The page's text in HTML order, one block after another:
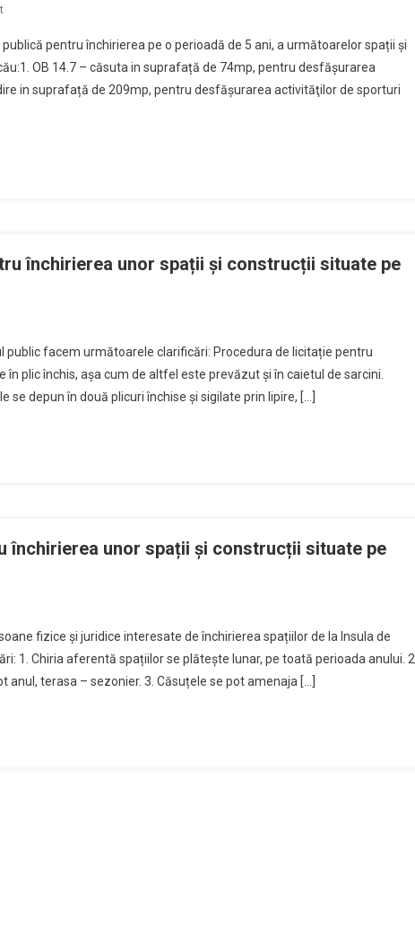
On
Publică
Pentru
Închirierea
2
pentru închirierea pe o perioadă de 5 ani, a următoarelor spații și
OB 14.7 – căsuta in suprafață de 74mp, pentru desfăşurarea
in suprafață de 209mp, pentru desfăşurarea activităţilor de sporturi
închirierea unor spații și construcții situate pe
facem următoarele clarificări: Procedura de licitație pentru
plic închis, așa cum de altfel este prevăzut și în caietul de sarcini.
depun în două plicuri închise și sigilate prin lipire, […]
închirierea unor spații și construcții situate pe
fizice și juridice interesate de închirierea spațiilor de la Insula de
1. Chiria aferentă spațiilor se plătește lunar, pe toată perioada anului. 2.
terasa – sezonier. 3. Căsuțele se pot amenaja […]